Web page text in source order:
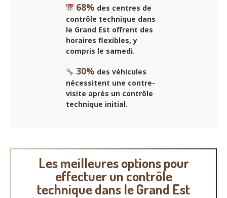
68% des centres de
contrôle technique dans
le Grand Est offrent des
horaires flexibles, y
compris le samedi.
30% des véhicules
nécessitent une contre-
visite après un contrôle
technique initial.
Les meilleures options pour
effectuer un contrôle
technique dans le Grand Est